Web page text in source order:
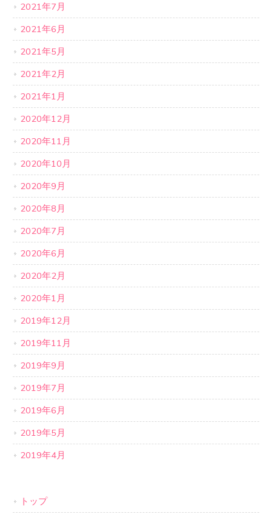
2021年7月
2021年6月
2021年5月
2021年2月
2021年1月
2020年12月
2020年11月
2020年10月
2020年9月
2020年8月
2020年7月
2020年6月
2020年2月
2020年1月
2019年12月
2019年11月
2019年9月
2019年7月
2019年6月
2019年5月
2019年4月
トップ